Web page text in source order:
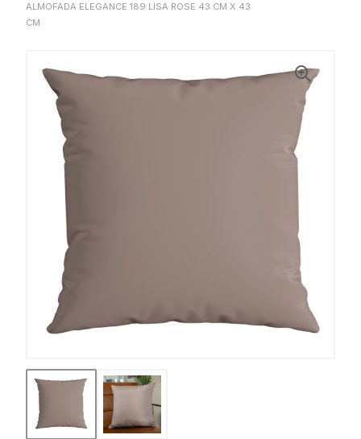
ALMOFADA ELEGANCE 189 LISA ROSE 43 CM X 43
CM